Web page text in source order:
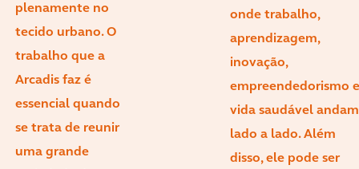
plenamente no
tecido urbano. O
trabalho que a
Arcadis faz é
essencial quando
se trata de reunir
uma grande
onde trabalho,
aprendizagem,
inovação,
empreendedorismo e
vida saudável andam
lado a lado. Além
disso, ele pode ser